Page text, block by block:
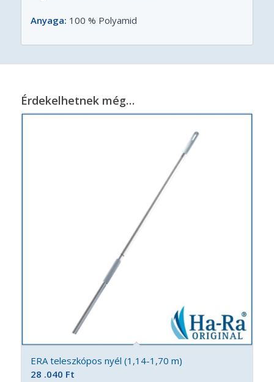
Anyaga: 100 % Polyamid
Érdekelhetnek még…
ERA teleszkópos nyél (1,14-1,70 m)
28 .040 Ft